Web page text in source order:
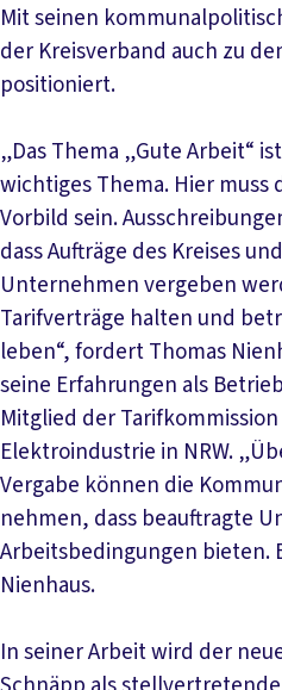
Mit seinen
der Kreisverband auch zu
positioniert.
„Das Thema „Gute Arbeit“
wichtiges Thema. Hier muss
Vorbild sein.
dass Aufträge des Kreises
Unternehmen vergeben
Tarifverträge halten und
leben“, fordert Thomas
seine Erfahrungen als
Mitglied der
Elektroindustrie in NRW.
Vergabe können die
nehmen, dass beauftragte
Arbeitsbedingungen bieten.
Nienhaus.
In seiner Arbeit wird der